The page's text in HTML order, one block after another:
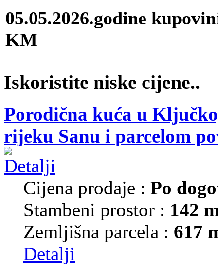
05.05.2026.godine
KM
Iskoristite niske cijene..
Porodična kuća u
rijeku Sanu i parcelom
Cijena prodaje : Po
Stambeni prostor : 142
Zemljišna parcela : 617
Detalji